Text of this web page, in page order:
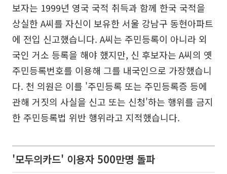
보자는 1999년 영국 국적 취득과 함께 한국 국적을
상실한 A씨를 자신이 보유한 서울 강남구 동현아파트
에 전입 신고했습니다. A씨는 주민등록이 아니라 외
국인 거소 등록을 해야 했지만, 신 후보자는 A씨의 옛
주민등록번호를 이용해 그를 내국인으로 가장했습니
다. 천 의원은 이를 '주민등록 또는 주민등록증 등에
관해 거짓의 사실을 신고 또는 신청'하는 행위를 금지
한 주민등록법 위반 행위라고 지적했습니다.
'모두의카드' 이용자 500만명 돌파